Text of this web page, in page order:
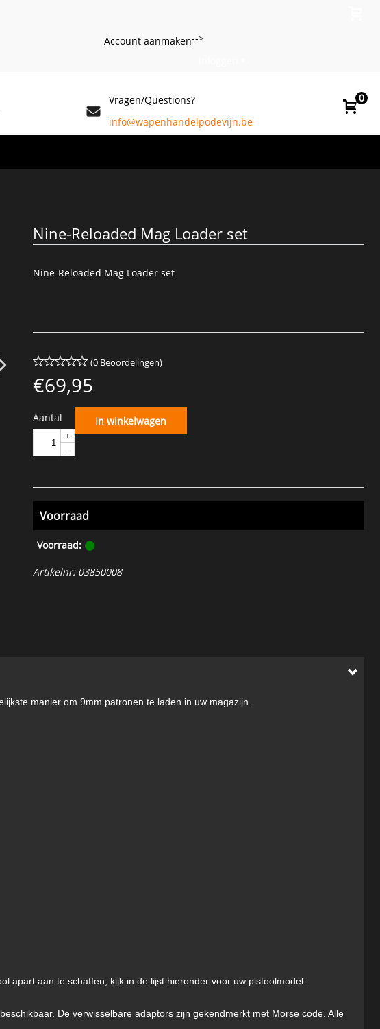
-->
Account aanmaken
Vragen/Questions?
info@wapenhandelpodevijn.be
0
Nine-Reloaded Mag Loader set
Nine-Reloaded Mag Loader set
(0 Beoordelingen)
€69,95
Aantal
+
-
In winkelwagen
Voorraad
Voorraad:
Artikelnr: 03850008
manier om 9mm patronen te laden in uw magazijn.
apart aan te schaffen, kijk in de lijst hieronder voor uw pistoolmodel:
De verwisselbare adaptors zijn gekendmerkt met Morse code. Alle